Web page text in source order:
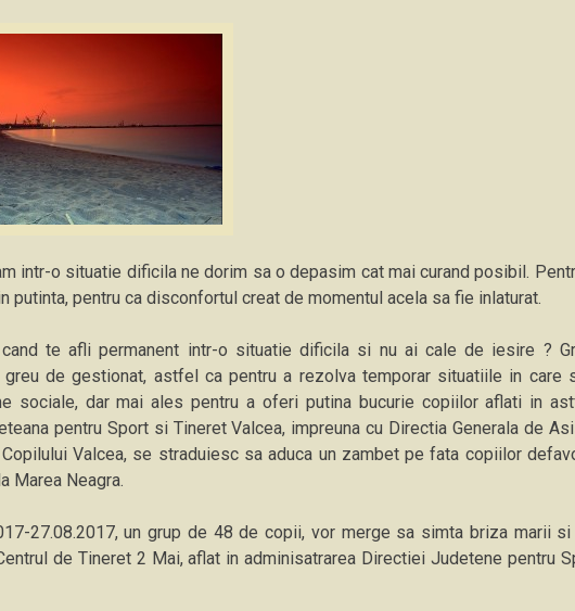
intr-o situatie dificila ne dorim sa o depasim cat mai curand posibil.
putinta, pentru ca disconfortul creat de momentul acela sa fie inlaturat.
te afli permanent intr-o situatie dificila si nu ai cale de iesire ?
greu de gestionat, astfel ca pentru a rezolva temporar situatiile in care
sociale, dar mai ales pentru a oferi putina bucurie copiilor aflati in
pentru Sport si Tineret Valcea, impreuna cu Directia Generala de
Valcea, se straduiesc sa aduca un zambet pe fata copiilor
Marea Neagra.
27.08.2017, un grup de 48 de copii, vor merge sa simta briza marii
de Tineret 2 Mai, aflat in adminisatrarea Directiei Judetene pentru